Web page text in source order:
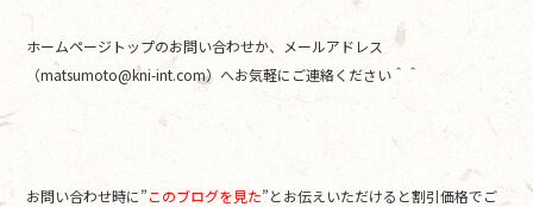
ホームページトップのお問い合わせか、メールアドレス
（matsumoto@kni-int.com）へお気軽にご連絡ください＾＾
お問い合わせ時に”このブログを見た”とお伝えいただけると割引価格でご